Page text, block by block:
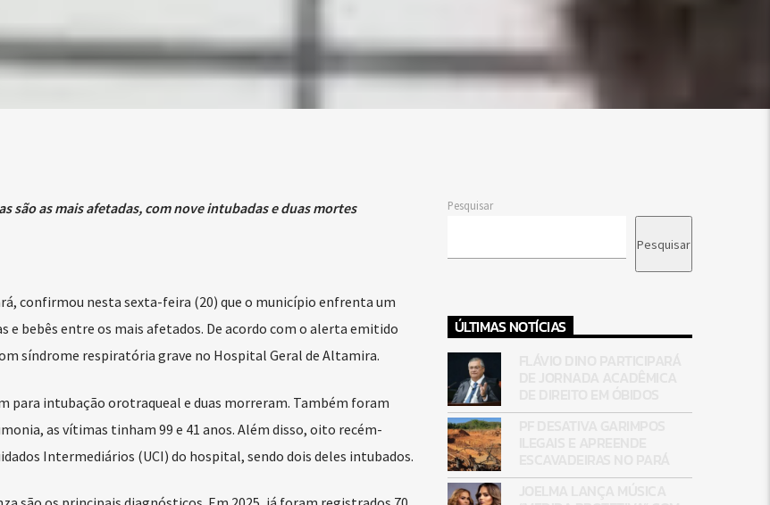
são as mais afetadas, com nove intubadas e duas mortes
confirmou nesta sexta-feira (20) que o município enfrenta um
e bebês entre os mais afetados. De acordo com o alerta emitido
síndrome respiratória grave no Hospital Geral de Altamira.
para intubação orotraqueal e duas morreram. Também foram
as vítimas tinham 99 e 41 anos. Além disso, oito recém-
Intermediários (UCI) do hospital, sendo dois deles intubados.
Pesquisar
Pesquisar
ÚLTIMAS NOTÍCIAS